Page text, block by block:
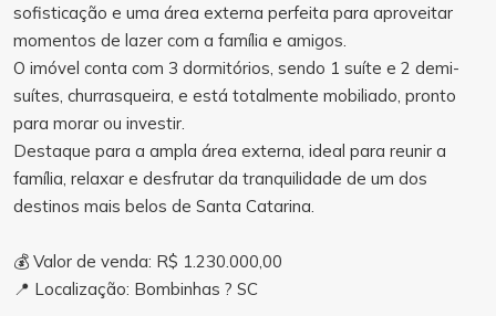
sofisticação e uma área externa perfeita para aproveitar
momentos de lazer com a família e amigos.
O imóvel conta com 3 dormitórios, sendo 1 suíte e 2 demi-
suítes, churrasqueira, e está totalmente mobiliado, pronto
para morar ou investir.
Destaque para a ampla área externa, ideal para reunir a
família, relaxar e desfrutar da tranquilidade de um dos
destinos mais belos de Santa Catarina.
💰 Valor de venda: R$ 1.230.000,00
📍 Localização: Bombinhas ? SC